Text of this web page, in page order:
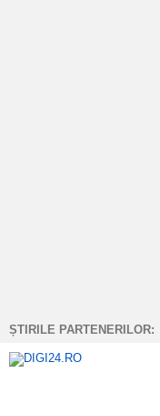
ȘTIRILE PARTENERILOR: